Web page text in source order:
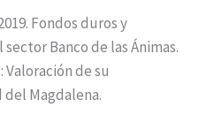
Fondos duros y
Banco de las Ánimas.
Valoración de su
Magdalena.